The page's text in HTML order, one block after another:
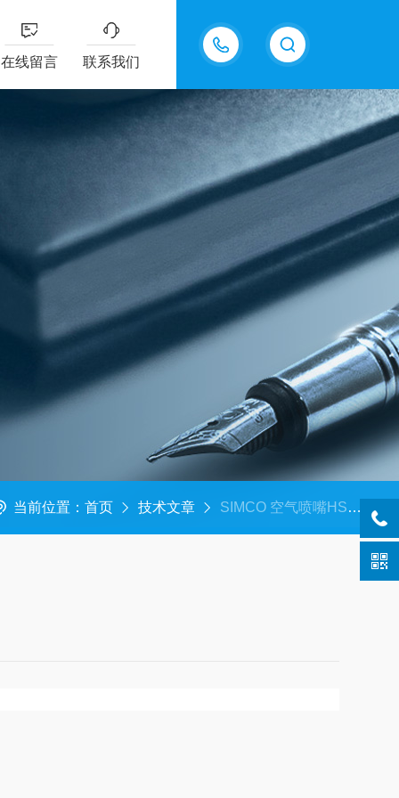
13915577898
在线留言 联系我们
当前位置： 首页 技术文章 SIMCO 空气喷嘴HS-3 [空调型] 现货300 美萨代理系列 速来